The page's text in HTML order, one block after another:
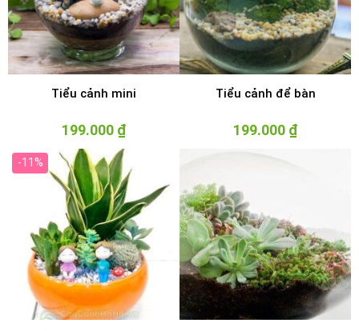
Tiểu cảnh mini
199.000 ₫
Tiểu cảnh để bàn
199.000 ₫
-11%